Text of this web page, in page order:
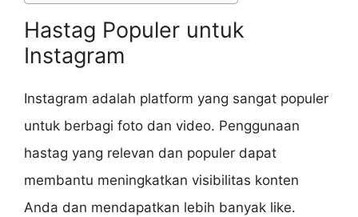
Hastag Populer untuk
Instagram
Instagram adalah platform yang sangat populer
untuk berbagi foto dan video. Penggunaan
hastag yang relevan dan populer dapat
membantu meningkatkan visibilitas konten
Anda dan mendapatkan lebih banyak like.